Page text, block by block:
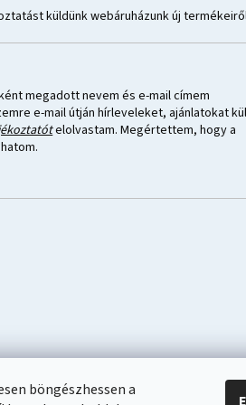
böngészhessen a
küldünk webáruházunk új
megadott nevem és e-mail címem
e-mail útján hírleveleket, ajánlatokat
elolvastam. Megértettem, hogy a